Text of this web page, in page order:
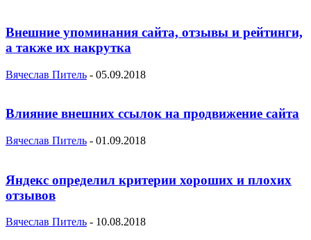
Внешние упоминания сайта, отзывы и рейтинги,
а также их накрутка
Вячеслав Питель - 05.09.2018
Влияние внешних ссылок на продвижение сайта
Вячеслав Питель - 01.09.2018
Яндекс определил критерии хороших и плохих
отзывов
Вячеслав Питель - 10.08.2018